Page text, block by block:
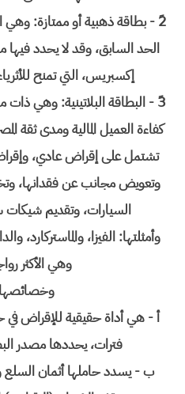
2ً - بطاقة ذهبية أو ممتازة: وهي
الحد السابق، وقد لا يحدد فيها
إكسبريس، التي تمنح
3ً - البطاقة البلاتينية: وهي
كفاءة العميل المالية ومدى ثقة
تشتمل على إقراض عادي،
وتعويض مجانب عن فقدانها،
السيارات، وتقديم
وأمثلتها: الفيزا، والماستركارد،
وهي الأكثر
وخصائصها
أ - هي أداة حقيقية للإقراض
فترات، يحددها مصدر
ب - يسدد حاملها أثمان